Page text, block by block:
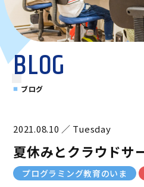
BLOG
ブログ
2021.08.10 ／ Tuesday
夏休みとクラウドサ
プログラミング教育のいま